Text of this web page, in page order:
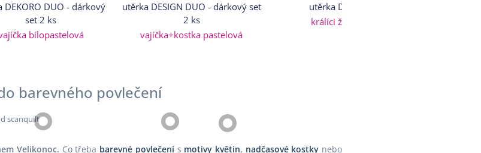
DEKORO DUO - dárkový
set 2 ks
bílopastelová
utěrka DESIGN DUO - dárkový set
2 ks
vajíčka+kostka pastelová
utěrka DEKORO
králíci žlutobílá
barevného povlečení
Velikonoc. Co třeba barevné povlečenís motivy květin, nadčasové kostky nebo